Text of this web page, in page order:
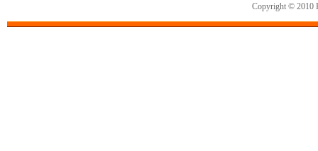
Copyright © 2010